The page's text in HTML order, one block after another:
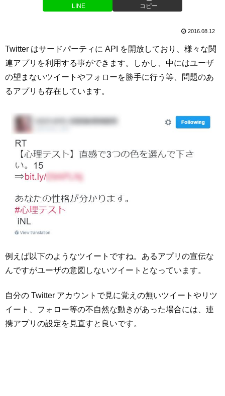
LINE コピー
2016.08.12
Twitter はサードパーティに API を開放しており、様々な関
連アプリを利用する事ができます。しかし、中にはユーザ
の望まないツイートやフォローを勝手に行う等、問題のあ
るアプリも存在しています。
例えば以下のようなツイートですね。あるアプリの宣伝な
んですがユーザの意図しないツイートとなっています。
自分の Twitter アカウントで見に覚えの無いツイートやリツ
イート、フォロー等の不自然な動きがあった場合には、連
携アプリの設定を見直すと良いです。